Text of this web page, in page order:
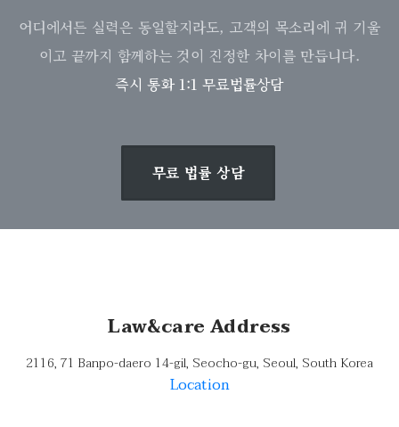
어디에서든 실력은 동일할지라도, 고객의 목소리에 귀 기울
이고 끝까지 함께하는 것이 진정한 차이를 만듭니다.
즉시 통화 1:1 무료법률상담
무료 법률 상담
Law&care Address
2116, 71 Banpo-daero 14-gil, Seocho-gu, Seoul, South Korea
Location